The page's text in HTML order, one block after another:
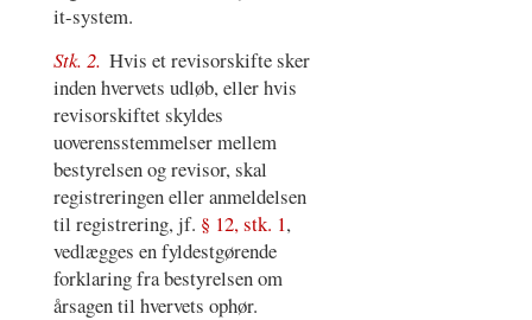
it-system.
Stk. 2. Hvis et revisorskifte sker
inden hvervets udløb, eller hvis
revisorskiftet skyldes
uoverensstemmelser mellem
bestyrelsen og revisor, skal
registreringen eller anmeldelsen
til registrering, jf. § 12, stk. 1,
vedlægges en fyldestgørende
forklaring fra bestyrelsen om
årsagen til hvervets ophør.